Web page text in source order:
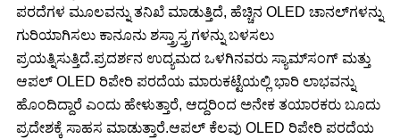
ಪರದೆಗಳ ಮೂಲವನ್ನು ತನಿಖೆ ಮಾಡುತ್ತಿದೆ, ಹೆಚ್ಚಿನ OLED ಚಾನಲ್‌ಗಳನ್ನು
ಗುರಿಯಾಗಿಸಲು ಕಾನೂನು ಶಸ್ತ್ರಾಸ್ತ್ರಗಳನ್ನು ಬಳಸಲು
ಪ್ರಯತ್ನಿಸುತ್ತಿದೆ.ಪ್ರದರ್ಶನ ಉದ್ಯಮದ ಒಳಗಿನವರು ಸ್ಯಾಮ್‌ಸಂಗ್ ಮತ್ತು
ಆಪಲ್ OLED ರಿಪೇರಿ ಪರದೆಯ ಮಾರುಕಟ್ಟೆಯಲ್ಲಿ ಭಾರಿ ಲಾಭವನ್ನು
ಹೊಂದಿದ್ದಾರೆ ಎಂದು ಹೇಳುತ್ತಾರೆ, ಆದ್ದರಿಂದ ಅನೇಕ ತಯಾರಕರು ಬೂದು
ಪ್ರದೇಶಕ್ಕೆ ಸಾಹಸ ಮಾಡುತ್ತಾರೆ.ಆಪಲ್ ಕೆಲವು OLED ರಿಪೇರಿ ಪರದೆಯ